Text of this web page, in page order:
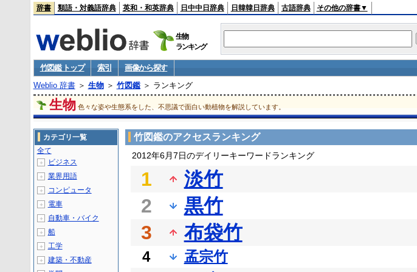
辞書 類語・対義語辞典 英和・和英辞典 日中中日辞典 日韓韓日辞典 古語辞典 その他の辞書▼
生物
ランキング
竹図鑑 トップ 索引
画像から探す
Weblio 辞書＞ 生物＞ 竹図鑑＞ ランキング
生物 色々な姿や生態系をした、不思議で面白い動植物を解説しています。
竹図鑑のアクセスランキング
2012年6月7日のデイリーキーワードランキング
1
淡竹
2
黒竹
3
布袋竹
4
孟宗竹
カテゴリ一覧
全て
＋ ビジネス
＋ 業界用語
＋ コンピュータ
＋ 電車
＋ 自動車・バイク
＋ 船
＋ 工学
＋ 建築・不動産